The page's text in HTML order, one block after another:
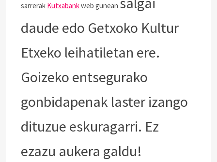
sarrerak Kutxabankweb gunean
daude edo Getxoko Kultur
Etxeko leihatiletan ere.
Goizeko entsegurako
gonbidapenak laster izango
dituzue eskuragarri. Ez
ezazu aukera galdu!